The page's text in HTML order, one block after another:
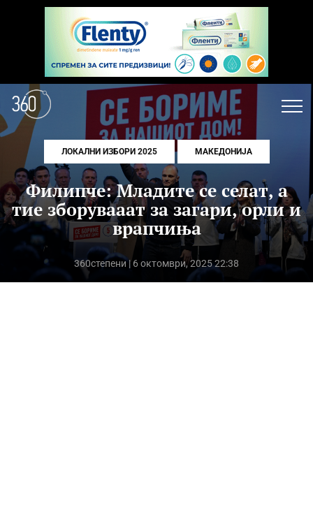
ЛОКАЛНИ ИЗБОРИ 2025 МАКЕДОНИЈА
Филипче: Младите се селат, а
тие зборувааат за загари, орли и
врапчиња
360степени| 6 октомври, 2025 22:38